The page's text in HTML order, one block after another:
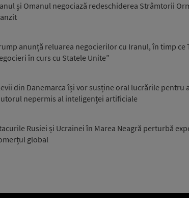
și Omanul negociază redeschiderea Strâmtorii
anunță reluarea negocierilor cu Iranul, în timp ce
în curs cu Statele Unite”
din Danemarca își vor susține oral lucrările pentru
nepermis al inteligenței artificiale
Rusiei și Ucrainei în Marea Neagră perturbă
global